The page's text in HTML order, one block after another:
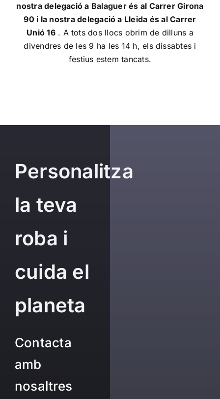
nostra delegació a Balaguer és al Carrer Girona
90 i la nostra delegació a Lleida és al Carrer
Unió 16. A tots dos llocs obrim de dilluns a
divendres de les 9 ha les 14 h, els dissabtes i
festius estem tancats.
Personalitza
la teva
roba i
cuida el
planeta
Contacta
amb
nosaltres